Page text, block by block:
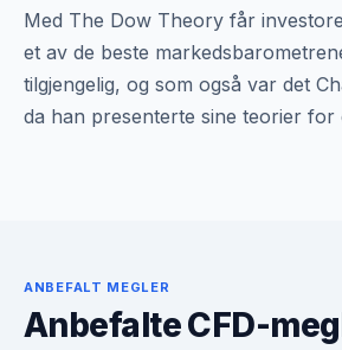
Med The Dow Theory får
et av de beste
tilgjengelig, og som også var det
da han presenterte sine teorier for
ANBEFALT MEGLER
Anbefalte CFD-